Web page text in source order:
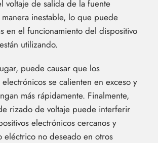
voltaje de salida de la fuente
inestable, lo que puede
en el funcionamiento del dispositivo
utilizando.
puede causar que los
se calienten en exceso y
más rápidamente. Finalmente,
rizado de voltaje puede interferir
electrónicos cercanos y
eléctrico no deseado en otros